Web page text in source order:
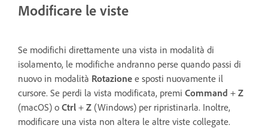
Modificare le viste
Se modifichi direttamente una vista in modalità di
isolamento, le modifiche andranno perse quando passi di
nuovo in modalità Rotazione e sposti nuovamente il
cursore. Se perdi la vista modificata, premi Command + Z
(macOS) o Ctrl + Z (Windows) per ripristinarla. Inoltre,
modificare una vista non altera le altre viste collegate.